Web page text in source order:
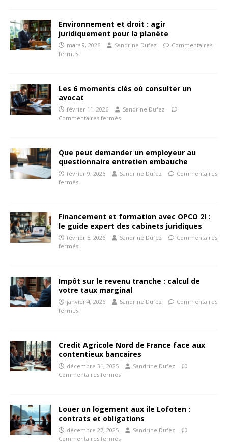
Environnement et droit : agir
juridiquement pour la planète
mars 9, 2026 Sandrine Dufez
Commentaires
fermés
Les 6 moments clés où consulter un
avocat
février 11, 2026
Sandrine Dufez
Commentaires fermés
Que peut demander un employeur au
questionnaire entretien embauche
février 9, 2026 Sandrine Dufez
Commentaires
fermés
Financement et formation avec OPCO 2I :
le guide expert des cabinets juridiques
février 5, 2026 Sandrine Dufez
Commentaires
fermés
Impôt sur le revenu tranche : calcul de
votre taux marginal
janvier 4, 2026 Sandrine Dufez
Commentaires
fermés
Credit Agricole Nord de France face aux
contentieux bancaires
décembre 31, 2025
Sandrine Dufez
Commentaires fermés
Louer un logement aux ile Lofoten :
contrats et obligations
décembre 27, 2025
Sandrine Dufez
Commentaires fermés